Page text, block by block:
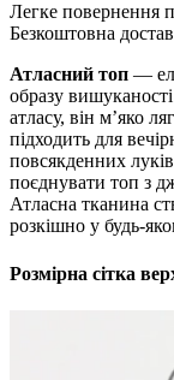
Легке повернення
Безкоштовна
Атласний топ —
образу
атласу, він м’яко
підходить для
повсякденних
поєднувати топ з
Атласна тканина
розкішно у будь-
Розмірна сітка